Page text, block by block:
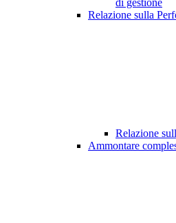
di gestione
Relazione sulla
Relazione
Ammontare